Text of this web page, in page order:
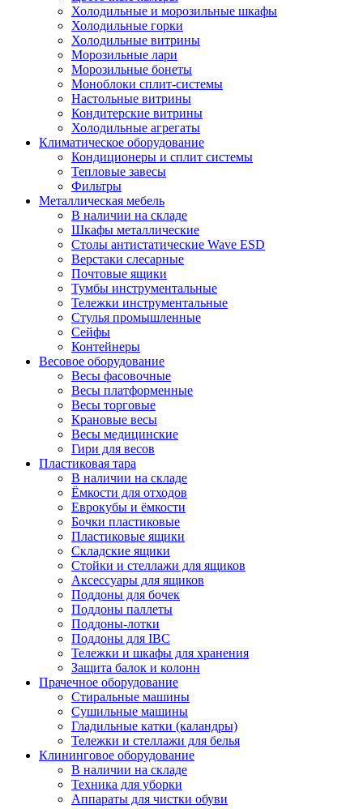
Холодильные и морозильные шкафы
Холодильные горки
Холодильные витрины
Морозильные лари
Морозильные бонеты
Моноблоки сплит-системы
Настольные витрины
Кондитерские витрины
Холодильные агрегаты
Климатическое оборудование
Кондиционеры и сплит системы
Тепловые завесы
Фильтры
Металлическая мебель
В наличии на складе
Шкафы металлические
Столы антистатические Wave ESD
Верстаки слесарные
Почтовые ящики
Тумбы инструментальные
Тележки инструментальные
Стулья промышленные
Сейфы
Контейнеры
Весовое оборудование
Весы фасовочные
Весы платформенные
Весы торговые
Крановые весы
Весы медицинские
Гири для весов
Пластиковая тара
В наличии на складе
Ёмкости для отходов
Еврокубы и ёмкости
Бочки пластиковые
Пластиковые ящики
Складские ящики
Стойки и стеллажи для ящиков
Аксессуары для ящиков
Поддоны для бочек
Поддоны паллеты
Поддоны-лотки
Поддоны для IBC
Тележки и шкафы для хранения
Защита балок и колонн
Прачечное оборудование
Стиральные машины
Сушильные машины
Гладильные катки (каландры)
Тележки и стеллажи для белья
Клининговое оборудование
В наличии на складе
Техника для уборки
Аппараты для чистки обуви